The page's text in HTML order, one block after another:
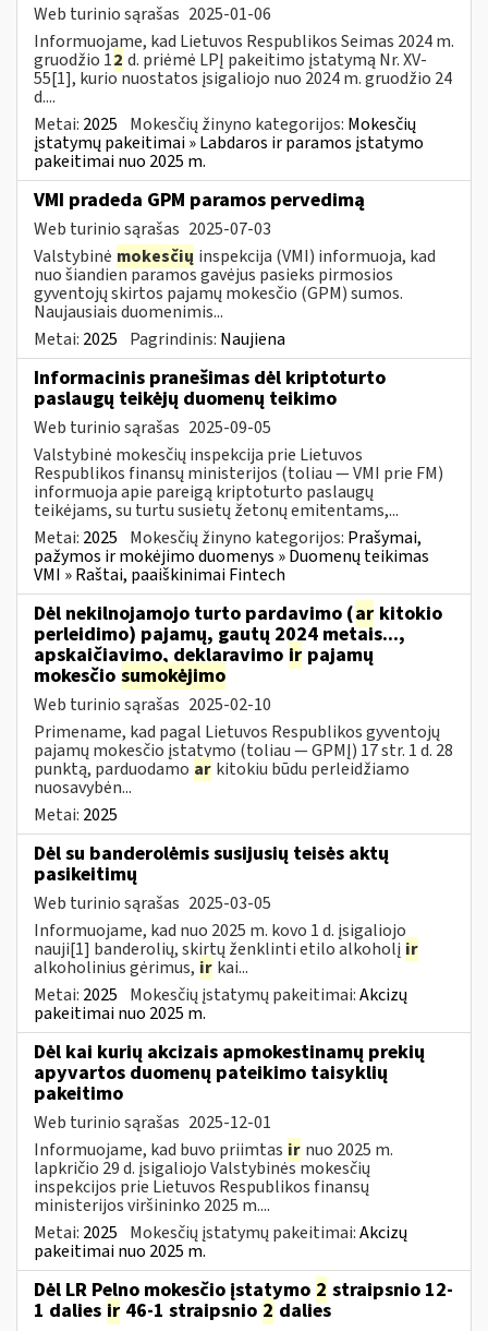
Web turinio sąrašas 2025-01-06
Informuojame, kad Lietuvos Respublikos Seimas 2024 m.
gruodžio 12 d. priėmė LPĮ pakeitimo įstatymą Nr. XV-
55[1], kurio nuostatos įsigaliojo nuo 2024 m. gruodžio 24
d....
Metai: 2025 Mokesčių žinyno kategorijos: Mokesčių
įstatymų pakeitimai » Labdaros ir paramos įstatymo
pakeitimai nuo 2025 m.
VMI pradeda GPM paramos pervedimą
Web turinio sąrašas 2025-07-03
Valstybinė mokesčių inspekcija (VMI) informuoja, kad
nuo šiandien paramos gavėjus pasieks pirmosios
gyventojų skirtos pajamų mokesčio (GPM) sumos.
Naujausiais duomenimis...
Metai: 2025 Pagrindinis: Naujiena
Informacinis pranešimas dėl kriptoturto
paslaugų teikėjų duomenų teikimo
Web turinio sąrašas 2025-09-05
Valstybinė mokesčių inspekcija prie Lietuvos
Respublikos finansų ministerijos (toliau — VMI prie FM)
informuoja apie pareigą kriptoturto paslaugų
teikėjams, su turtu susietų žetonų emitentams,...
Metai: 2025 Mokesčių žinyno kategorijos: Prašymai,
pažymos ir mokėjimo duomenys » Duomenų teikimas
VMI » Raštai, paaiškinimai Fintech
Dėl nekilnojamojo turto pardavimo (ar kitokio
perleidimo) pajamų, gautų 2024 metais...,
apskaičiavimo, deklaravimo ir pajamų
mokesčio sumokėjimo
Web turinio sąrašas 2025-02-10
Primename, kad pagal Lietuvos Respublikos gyventojų
pajamų mokesčio įstatymo (toliau — GPMĮ) 17 str. 1 d. 28
punktą, parduodamo ar kitokiu būdu perleidžiamo
nuosavybėn...
Metai: 2025
Dėl su banderolėmis susijusių teisės aktų
pasikeitimų
Web turinio sąrašas 2025-03-05
Informuojame, kad nuo 2025 m. kovo 1 d. įsigaliojo
nauji[1] banderolių, skirtų ženklinti etilo alkoholį ir
alkoholinius gėrimus, ir kai...
Metai: 2025 Mokesčių įstatymų pakeitimai:Akcizų
pakeitimai nuo 2025 m.
Dėl kai kurių akcizais apmokestinamų prekių
apyvartos duomenų pateikimo taisyklių
pakeitimo
Web turinio sąrašas 2025-12-01
Informuojame, kad buvo priimtas ir nuo 2025 m.
lapkričio 29 d. įsigaliojo Valstybinės mokesčių
inspekcijos prie Lietuvos Respublikos finansų
ministerijos viršininko 2025 m....
Metai: 2025 Mokesčių įstatymų pakeitimai:Akcizų
pakeitimai nuo 2025 m.
Dėl LR Pelno mokesčio įstatymo 2 straipsnio 12-
1 dalies ir 46-1 straipsnio 2 dalies